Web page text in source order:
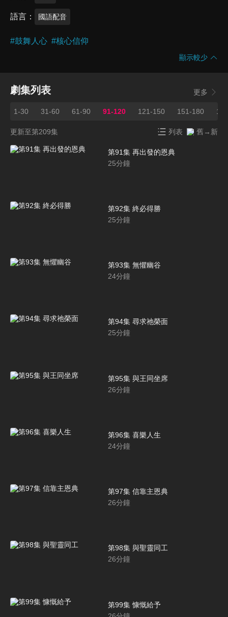
語言 國語配音
#鼓舞人心 #核心信仰
顯示較少
劇集列表 更多
1-30 31-60 61-90 91-120 121-150 151-180
更新至第209集 列表 舊→新
第91集 再出發的恩典
25分鐘
第92集 終必得勝
25分鐘
第93集 無懼幽谷
24分鐘
第94集 尋求祂榮面
25分鐘
第95集 與王同坐席
26分鐘
第96集 喜樂人生
24分鐘
第97集 信靠主恩典
26分鐘
第98集 與聖靈同工
26分鐘
第99集 慷慨給予